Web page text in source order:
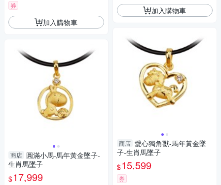
券
加入購物車
商店 圓滿小馬-馬年黃金墜子-
生肖馬墜子
$17,999
加入購物車
商店 愛心獨角獸-馬年黃金墜
子-生肖馬墜子
$15,599
券